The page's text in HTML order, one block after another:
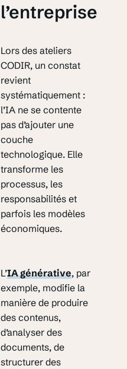
l’entreprise
Lors des ateliers
CODIR, un constat
revient
systématiquement :
l’IA ne se contente
pas d’ajouter une
couche
technologique. Elle
transforme les
processus, les
responsabilités et
parfois les modèles
économiques.
L’IA générative, par
exemple, modifie la
manière de produire
des contenus,
d’analyser des
documents, de
structurer des